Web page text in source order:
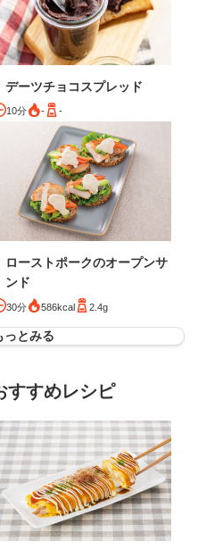
デーツチョコスプレッド
10分 - -
ローストポークのオープンサ
ンド
30分 586kcal 2.4g
っとみる
すめレシピ